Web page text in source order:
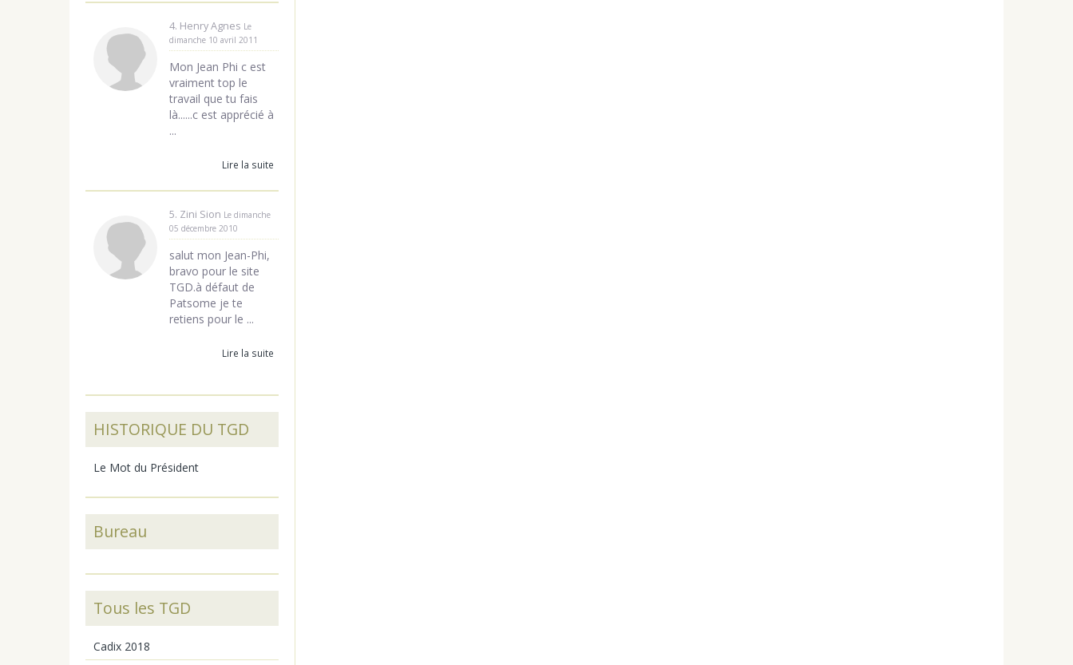
4. Henry Agnes Le
dimanche 10 avril 2011
Mon Jean Phi c est
vraiment top le
travail que tu fais
là......c est apprécié à
...
Lire la suite
5. Zini Sion Le dimanche
05 décembre 2010
salut mon Jean-Phi,
bravo pour le site
TGD.à défaut de
Patsome je te
retiens pour le ...
Lire la suite
HISTORIQUE DU TGD
Le Mot du Président
Bureau
Tous les TGD
Cadix 2018